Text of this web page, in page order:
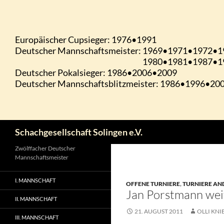
Schachgesellschaft Solingen e.V.
OFFENE TURNIERE,TURNIERE
Jan Porstmann
21. AUGUST 2011 OLLI
Zwölffacher Deutscher
Mannschaftsmeister
I. MANNSCHAFT
II. MANNSCHAFT
III. MANNSCHAFT